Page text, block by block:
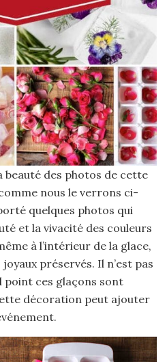
beauté des photos de cette
nous le verrons ci-
quelques photos qui
et la vivacité des couleurs
à l’intérieur de la glace,
préservés. Il n’est pas
point ces glaçons sont
décoration peut ajouter